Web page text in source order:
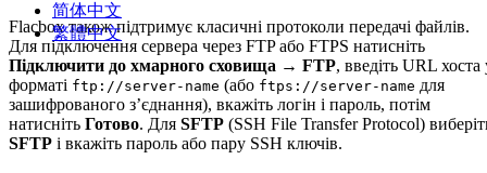
简体中文
繁體中文
Flacbox також підтримує класичні протоколи передачі файлів.
Для підключення сервера через FTP або FTPS натисніть
Підключити до хмарного сховища → FTP, введіть URL хоста
форматі ftp://server-name (або ftps://server-name для
зашифрованого з’єднання), вкажіть логін і пароль, потім
натисніть Готово. Для SFTP (SSH File Transfer Protocol)
SFTP і вкажіть пароль або пару SSH ключів.